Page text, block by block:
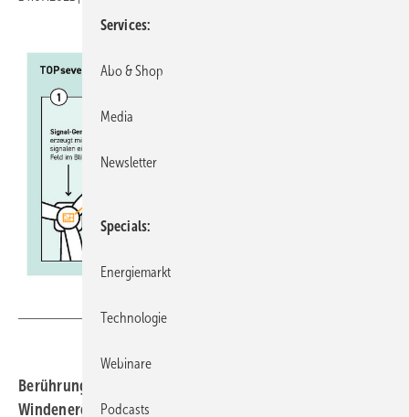
Berührungslose Blitzschutzmessung bei
Windenergieanlagen-validiert und verfiziert von TÜV SÜD
Services
Abo & Shop
Media
Newsletter
Specials
Energiemarkt
Technologie
Webinare
Podcasts